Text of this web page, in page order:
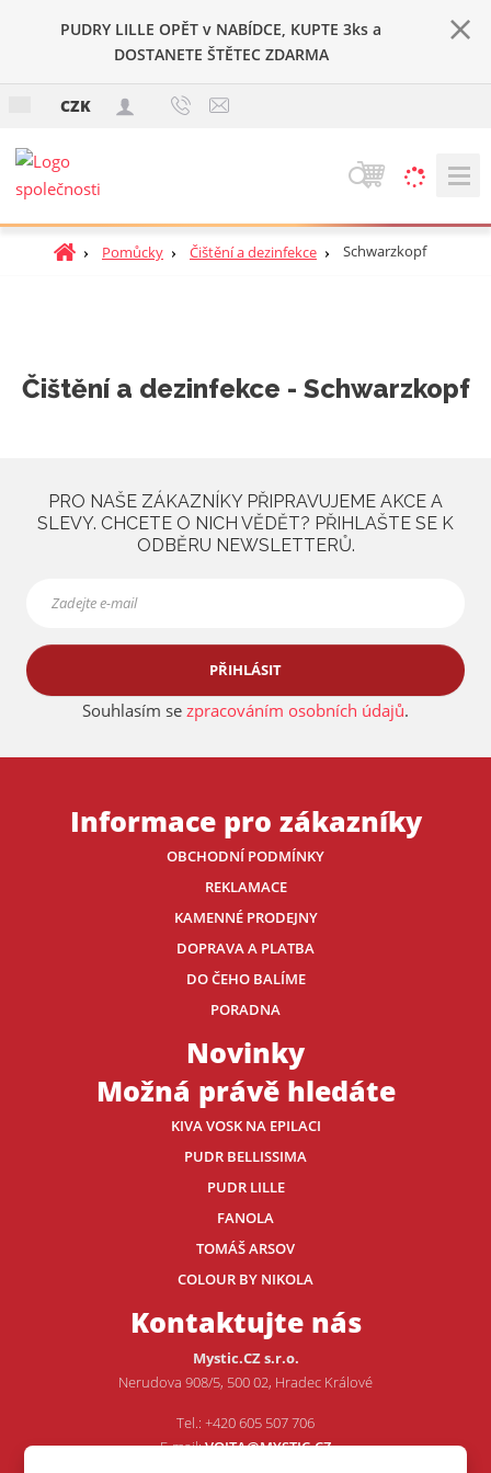
PUDRY LILLE OPĚT v NABÍDCE, KUPTE 3ks a
DOSTANETE ŠTĚTEC ZDARMA
CZK
V
h
l
Ú
s
n
a
Pomůcky Čištění a dezinfekce Schwarzkopf
Čištění a dezinfekce - Schwarzkopf
PRO NAŠE ZÁKAZNÍKY PŘIPRAVUJEME AKCE A
SLEVY. CHCETE O NICH VĚDĚT? PŘIHLAŠTE SE K
ODBĚRU NEWSLETTERŮ.
PŘIHLÁSIT
Souhlasím se zpracováním osobních údajů.
Informace pro zákazníky
OBCHODNÍ PODMÍNKY
REKLAMACE
KAMENNÉ PRODEJNY
DOPRAVA A PLATBA
DO ČEHO BALÍME
PORADNA
Novinky
Možná právě hledáte
KIVA VOSK NA EPILACI
PUDR BELLISSIMA
PUDR LILLE
FANOLA
TOMÁŠ ARSOV
COLOUR BY NIKOLA
Kontaktujte nás
Mystic.CZ s.r.o.
Nerudova 908/5, 500 02, Hradec Králové
Tel.: +420 605 507 706
E-mail:VOJTA@MYSTIC.CZ